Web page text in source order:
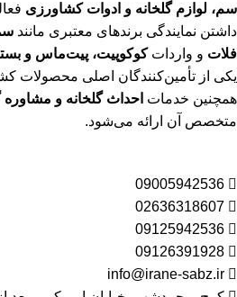
سم، لوازم گلخانه و ادوات کشاورزی
داشتن نمایندگی برندهای معتبری مانند
فلات و وارداتکوکوپیت، پیت‌ماس و
یکی از تأمین‌کنندگان اصلی محصولات
همچنین خدمات احداث گلخانه و
متخصص آن ارائه می‌شود.
09005942536
02636318607
09125942536
09126391928
info@irane-sabz.ir